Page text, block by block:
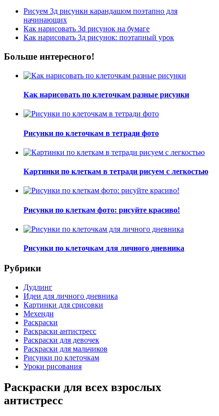
Рисуем 3д рисунки карандашом поэтапно для
начинающих
Как нарисовать 3d рисунок на бумаге
Как нарисовать 3д рисунок: поэтапный урок
Больше интересного!
Как нарисовать по клеточкам разные рисунки
Рисунки по клеточкам в тетради фото
Картинки по клеткам в тетради рисуем с легкостью
Рисунки по клеткам фото: рисуйте красиво!
Рисунки по клеточкам для личного дневника
Рубрики
Дудлинг
Идеи для личного дневника
Картинки для срисовки
Мехенди
Раскраски
Раскраски антистресс
Раскраски для девочек
Раскраски для мальчиков
Рисунки по клеточкам
Уроки рисования
Раскраски для всех взрослых
антистресс